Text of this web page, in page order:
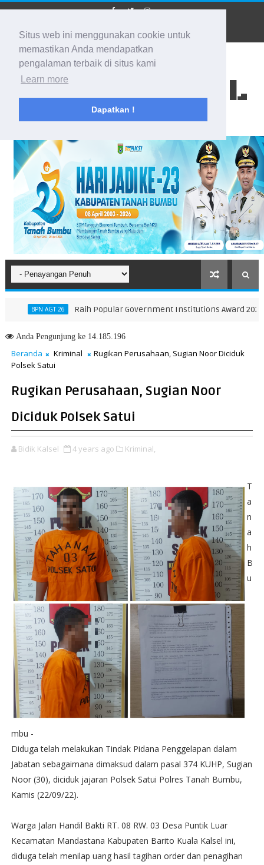
Situs web ini menggunakan cookie untuk
memastikan Anda mendapatkan
pengalaman terbaik di situs kami
Learn more
Dapatkan !
BIDIK KALSEL
Membidik Ke Segala Arah
BPN AGT 26 Raih Popular Government Institutions Award 2026,
AndaPengunjung ke 14.185.196
Beranda Kriminal
Rugikan Perusahaan, Sugian Noor Diciduk
Polsek Satui
Rugikan Perusahaan, Sugian Noor
Diciduk Polsek Satui
Bidik Kalsel 4 years ago Kriminal,
T
a
n
a
h
B
u
mbu -
Diduga telah melakukan Tindak Pidana Penggelapan dalam
Jabatan sebagaimana dimaksud dalam pasal 374 KUHP, Sugian
Noor (30), diciduk jajaran Polsek Satui Polres Tanah Bumbu,
Kamis (22/09/22).
Warga Jalan Handil Bakti RT. 08 RW. 03 Desa Puntik Luar
Kecamatan Mandastana Kabupaten Barito Kuala Kalsel ini,
diduga telah menilap uang hasil tagihan order dan penagihan